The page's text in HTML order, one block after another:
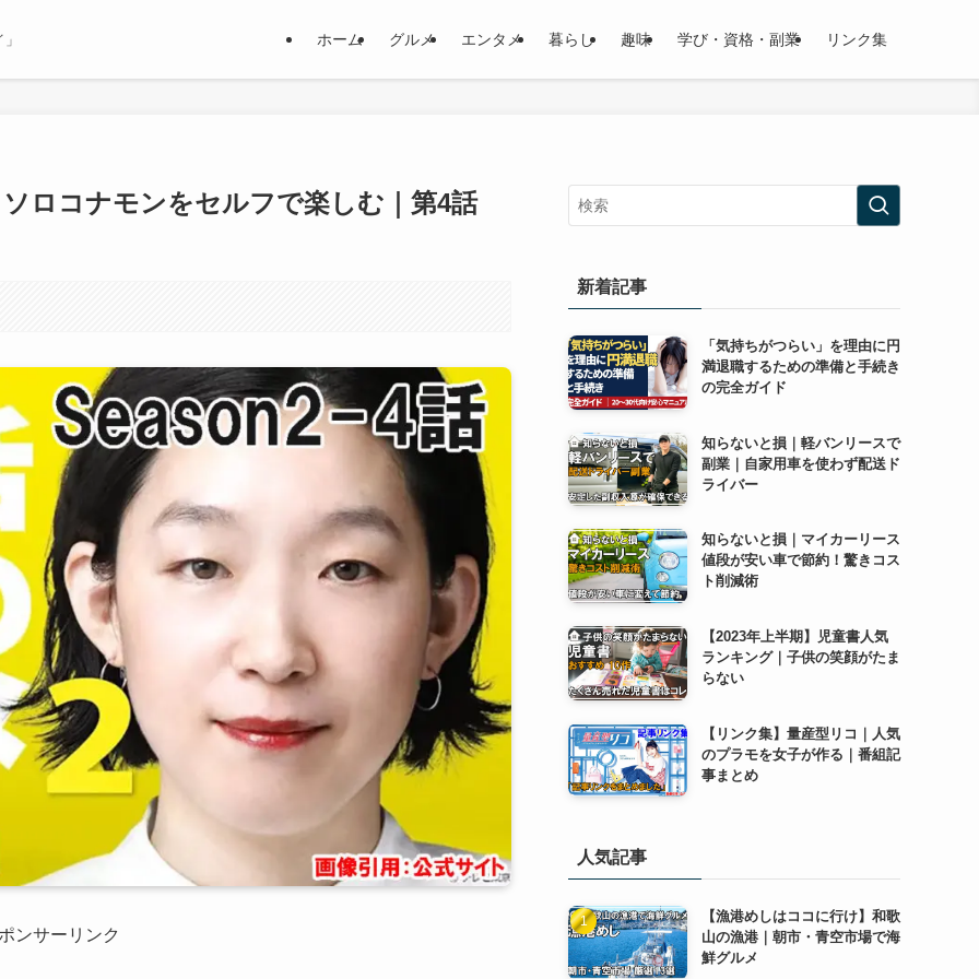
ホーム グルメ エンタメ 暮らし 趣味 学び・資格・副業 リンク集
ロコナモンをセルフで楽しむ｜第4話
ンサーリンク
新着記事
「気持ちがつらい」を理由に円
満退職するための準備と手続き
の完全ガイド
知らないと損｜軽バンリースで
副業｜自家用車を使わず配送ド
ライバー
知らないと損｜マイカーリース
値段が安い車で節約！驚きコス
ト削減術
【2023年上半期】児童書人気
ランキング｜子供の笑顔がたま
らない
【リンク集】量産型リコ｜人気
のプラモを女子が作る｜番組記
事まとめ
人気記事
【漁港めしはココに行け】和歌
山の漁港｜朝市・青空市場で海
鮮グルメ